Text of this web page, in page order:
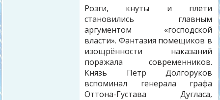
Розги, кнуты и плети
становились главным
аргументом «господской
власти». Фантазия помещиков в
изощрённости наказаний
поражала современников.
Князь Пётр Долгоруков
вспоминал генерала графа
Оттона-Густава Дугласа,